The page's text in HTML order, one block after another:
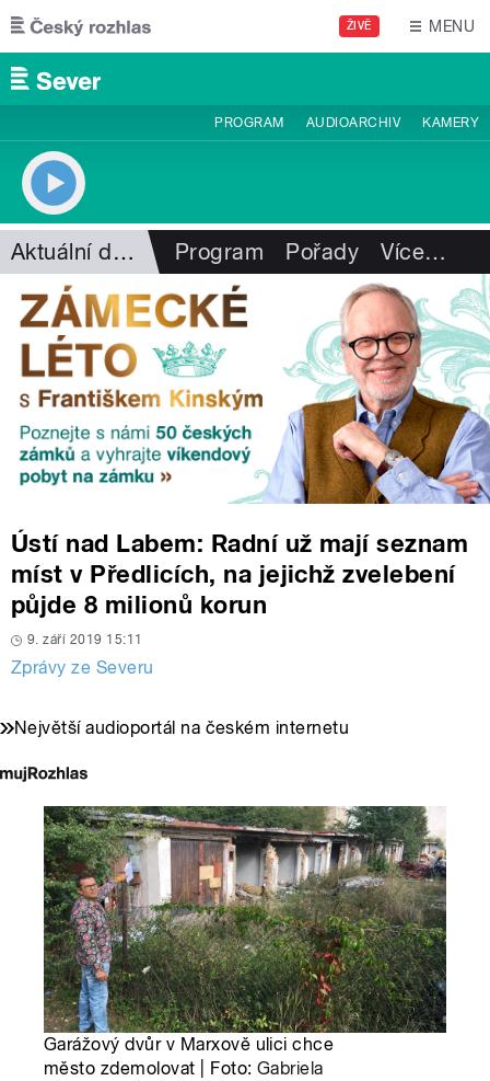
Přejít k hlavnímu obsahu
ŽIVĚ MENU
PROGRAM AUDIOARCHIV KAMERY
Aktuální dění Program Pořady Více…
Ústí nad Labem: Radní už mají seznam
míst v Předlicích, na jejichž zvelebení
půjde 8 milionů korun
9. září 2019 15:11
Zprávy ze Severu
Největší audioportál na českém internetu
Garážový dvůr v Marxově ulici chce
město zdemolovat | Foto: Gabriela